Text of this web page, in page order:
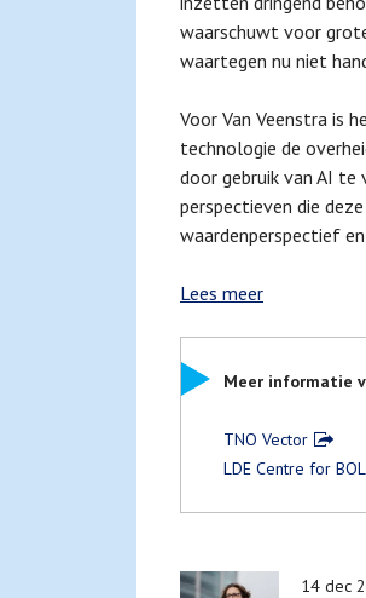
waarschuwt voor
waartegen nu niet
Voor Van Veenstra is
technologie de
door gebruik van AI te
perspectieven die
waardenperspectief
Lees meer
Meer informatie
TNO Vector
LDE Centre for
14 dec